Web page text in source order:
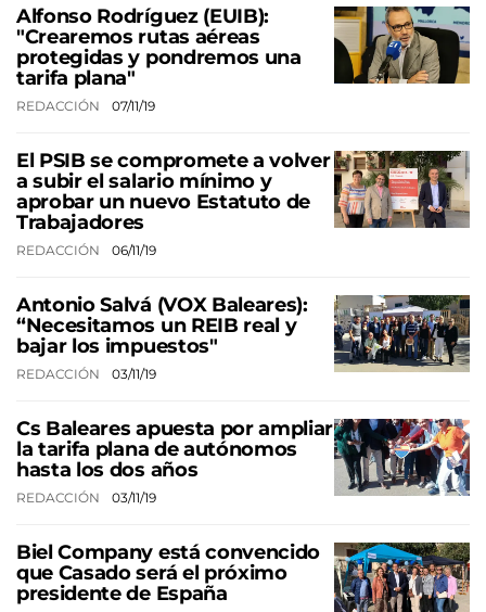
Alfonso Rodríguez (EUIB):
"Crearemos rutas aéreas
protegidas y pondremos una
tarifa plana"
REDACCIÓN 07/11/19
El PSIB se compromete a volver
a subir el salario mínimo y
aprobar un nuevo Estatuto de
Trabajadores
REDACCIÓN 06/11/19
Antonio Salvá (VOX Baleares):
“Necesitamos un REIB real y
bajar los impuestos"
REDACCIÓN 03/11/19
Cs Baleares apuesta por ampliar
la tarifa plana de autónomos
hasta los dos años
REDACCIÓN 03/11/19
Biel Company está convencido
que Casado será el próximo
presidente de España